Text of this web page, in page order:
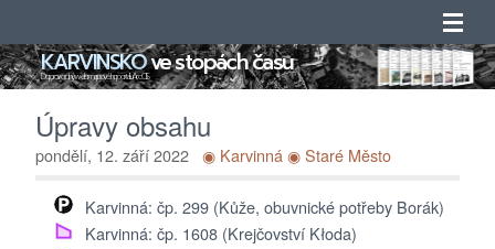
Úvod
Novinky
Katalogy
KARVINSKOve stopách času
Doprovodný web mapového portálu ArcGIS
Úpravy obsahu
pondělí, 12. září 2022 ◉ Karvinná◉ Staré Město
Karvinná: čp. 299 (Kůže, obuvnické potřeby Borák)
Karvinná: čp. 1608 (Krejčovství Kłoda)